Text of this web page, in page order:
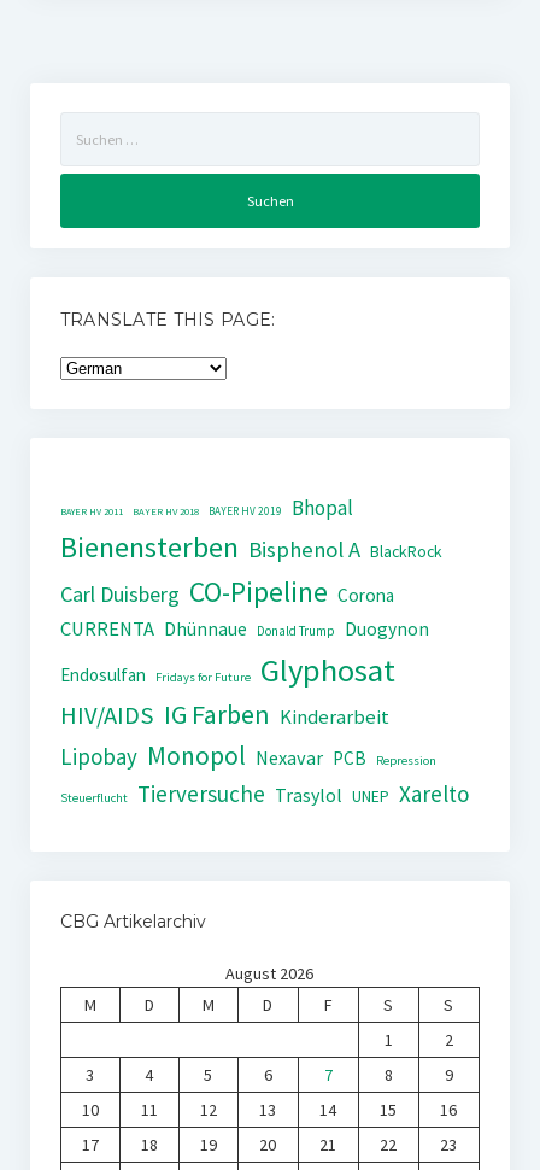
nach:
TRANSLATE THIS PAGE:
BAYER HV 2011 BAYER HV 2018 BAYER HV 2019 Bhopal
Bienensterben Bisphenol A BlackRock
Carl Duisberg CO-Pipeline Corona
CURRENTA Dhünnaue Donald Trump
Duogynon
Endosulfan
Fridays for Future Glyphosat
HIV/AIDS IG Farben Kinderarbeit
Lipobay Monopol Nexavar PCB Repression
Steuerflucht Tierversuche Trasylol UNEP Xarelto
CBG Artikelarchiv
August 2026
M
D M D F S
S
1
2
3
4 5 6 7 8
9
10
11 12 13 14 15
16
17
18 19 20 21 22
23